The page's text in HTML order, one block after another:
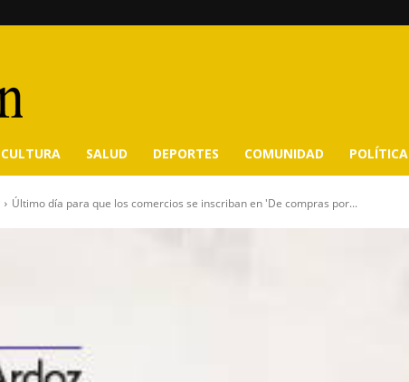
CULTURA SALUD DEPORTES COMUNIDAD POLÍTICA
Último día para que los comercios se inscriban en 'De compras por...